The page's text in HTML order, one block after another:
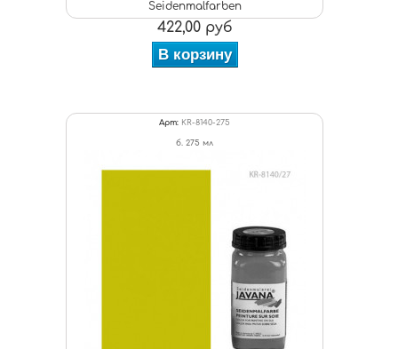
Seidenmalfarben
422,00 руб
В корзину
Арт: KR-8140-275
б. 275 мл